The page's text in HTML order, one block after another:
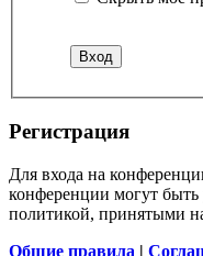
Регистрация
Для входа на
конференции могут быть
политикой, принятыми
Общие правила |